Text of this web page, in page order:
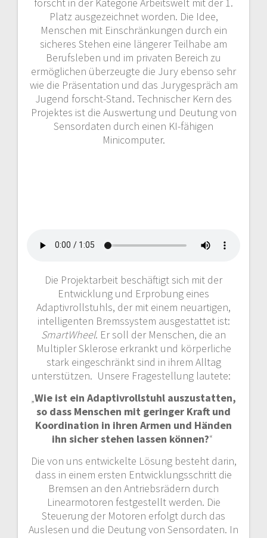
Platz ausgezeichnet worden. Die Idee,
Menschen mit Einschränkungen durch ein
sicheres Stehen eine längerer Teilhabe am
Berufsleben und im privaten Bereich zu
ermöglichen überzeugte die Jury ebenso sehr
wie die Präsentation und das Jurygespräch am
Jugend forscht-Stand. Technischer Kern des
Projektes ist die Auswertung und Deutung von
Sensordaten durch einen KI-fähigen
Minicomputer.
Die Projektarbeit beschäftigt sich mit der
Entwicklung und Erprobung eines
Adaptivrollstuhls, der mit einem neuartigen,
intelligenten Bremssystem ausgestattet ist:
SmartWheel. Er soll der Menschen, die an
Multipler Sklerose erkrankt und körperliche
stark eingeschränkt sind in ihrem Alltag
unterstützen. Unsere Fragestellung lautete:
„Wie ist ein Adaptivrollstuhl auszustatten,
so dass Menschen mit geringer Kraft und
Koordination in ihren Armen und Händen
ihn sicher stehen lassen können?“
Die von uns entwickelte Lösung besteht darin,
dass in einem ersten Entwicklungsschritt die
Bremsen an den Antriebsrädern durch
Linearmotoren festgestellt werden. Die
Steuerung der Motoren erfolgt durch das
Auslesen und die Deutung von Sensordaten. In